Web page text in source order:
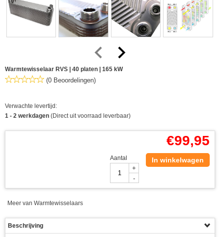
Warmtewisselaar RVS | 40 platen | 165 kW
(0 Beoordelingen)
Verwachte levertijd:
1 - 2 werkdagen (Direct uit voorraad leverbaar)
€99,95
Aantal
+
-
In winkelwagen
Meer van Warmtewisselaars
Beschrijving